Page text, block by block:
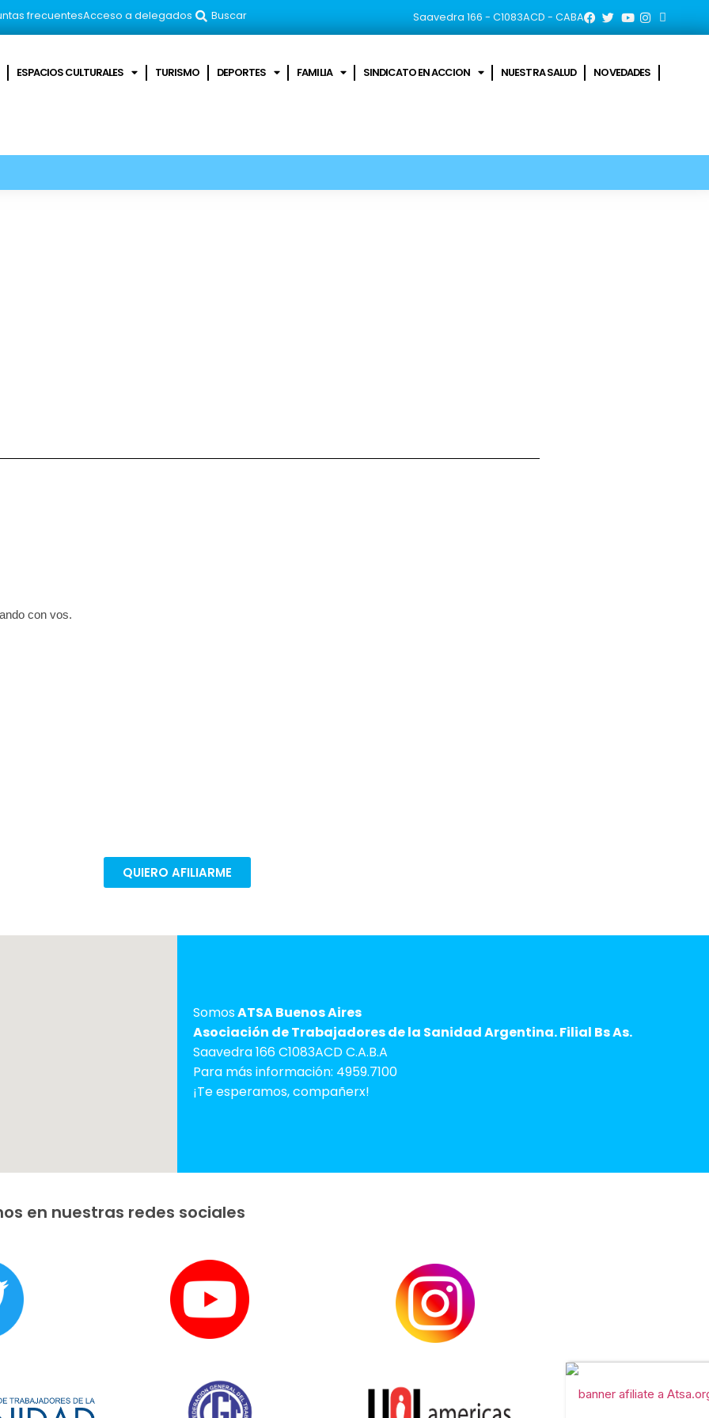
frecuentesAcceso a delegados Buscar Saavedra 166 - C1083ACD - CABA
ESPACIOS CULTURALES TURISMO DEPORTES FAMILIA SINDICATO EN ACCION NUESTRA SALUD NOVEDADES
con vos.
QUIERO AFILIARME
SomosATSA Buenos Aires
Asociación de Trabajadores de la Sanidad Argentina. Filial Bs As.
Saavedra 166 C1083ACD C.A.B.A
Para más información: 4959.7100
¡Te esperamos, compañerx!
en nuestras redes sociales